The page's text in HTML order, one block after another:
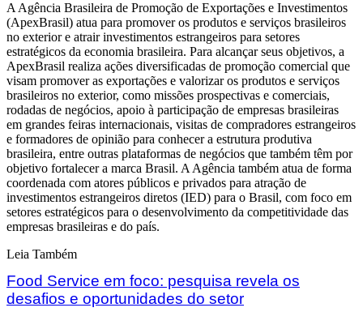
A Agência Brasileira de Promoção de Exportações e Investimentos
(ApexBrasil) atua para promover os produtos e serviços brasileiros
no exterior e atrair investimentos estrangeiros para setores
estratégicos da economia brasileira. Para alcançar seus objetivos, a
ApexBrasil realiza ações diversificadas de promoção comercial que
visam promover as exportações e valorizar os produtos e serviços
brasileiros no exterior, como missões prospectivas e comerciais,
rodadas de negócios, apoio à participação de empresas brasileiras
em grandes feiras internacionais, visitas de compradores estrangeiros
e formadores de opinião para conhecer a estrutura produtiva
brasileira, entre outras plataformas de negócios que também têm por
objetivo fortalecer a marca Brasil. A Agência também atua de forma
coordenada com atores públicos e privados para atração de
investimentos estrangeiros diretos (IED) para o Brasil, com foco em
setores estratégicos para o desenvolvimento da competitividade das
empresas brasileiras e do país.
Leia Também
Food Service em foco: pesquisa revela os
desafios e oportunidades do setor